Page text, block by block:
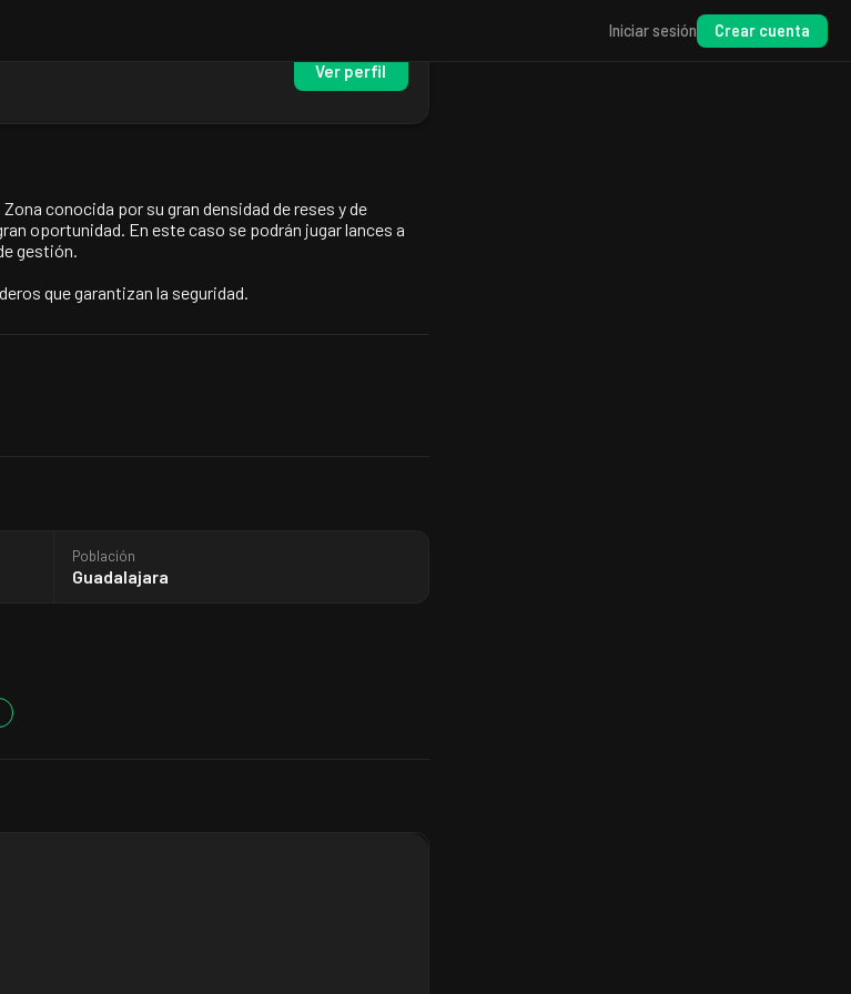
Iniciar sesión Crear cuenta
Ver perfil
conocida por su gran densidad de reses y de
oportunidad. En este caso se podrán jugar lances a
gestión.
que garantizan la seguridad.
Población
Guadalajara